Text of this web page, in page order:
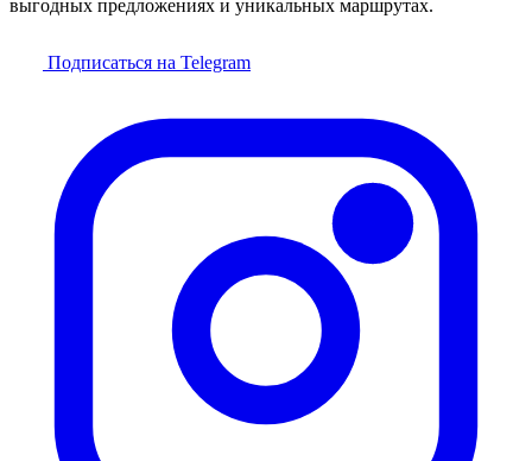
выгодных предложениях и уникальных маршрутах.
Подписаться на Telegram